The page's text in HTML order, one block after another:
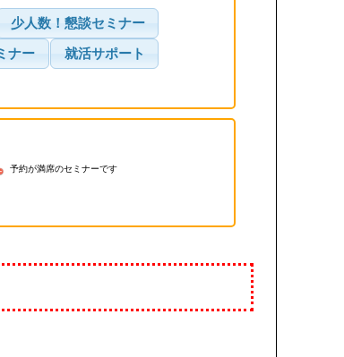
少人数！懇談セミナー
ナー 就活サポート
予約が満席のセミナーです